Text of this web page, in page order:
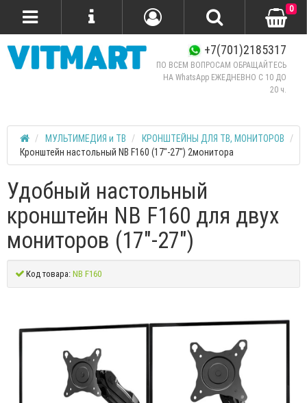
+7(701)2185317
ПО ВСЕМ ВОПРОСАМ ОБРАЩАЙТЕСЬ
НА WhatsApp ЕЖЕДНЕВНО C 10 ДО
20 ч.
0
МУЛЬТИМЕДИЯ и ТВ
КРОНШТЕЙНЫ ДЛЯ ТВ, МОНИТОРОВ
Кронштейн настольный NB F160 (17"-27") 2монитора
Удобный настольный
кронштейн NB F160 для двух
мониторов (17"-27")
Код товара:NB F160